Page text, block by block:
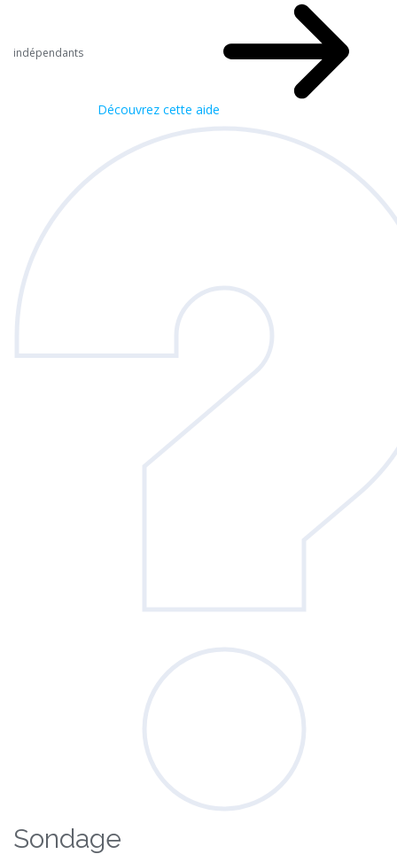
indépendants
Découvrez cette aide
Sondage